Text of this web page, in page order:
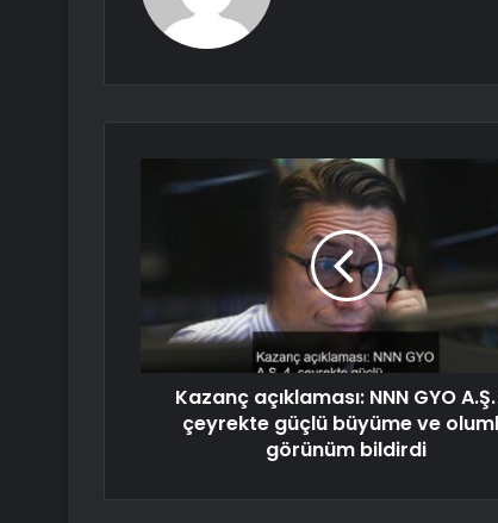
Kazanç açıklaması: NNN GYO
çeyrekte güçlü büyüme ve
görünüm bildirdi